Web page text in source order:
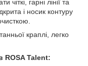
гарні лінії та
і носик контуру
краплі, легко
ROSA Talent: